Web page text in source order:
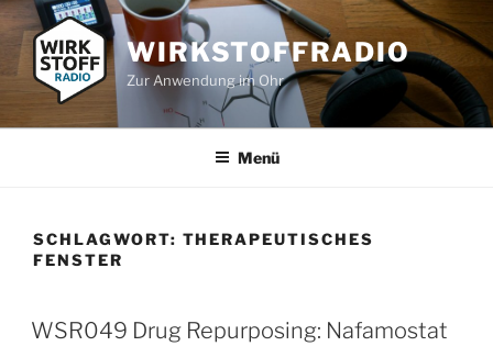
Zum
Inhalt
springen
WIRKSTOFFRADIO
Zur Anwendung im Ohr
Menü
SCHLAGWORT: THERAPEUTISCHES
FENSTER
WSR049 Drug Repurposing: Nafamostat